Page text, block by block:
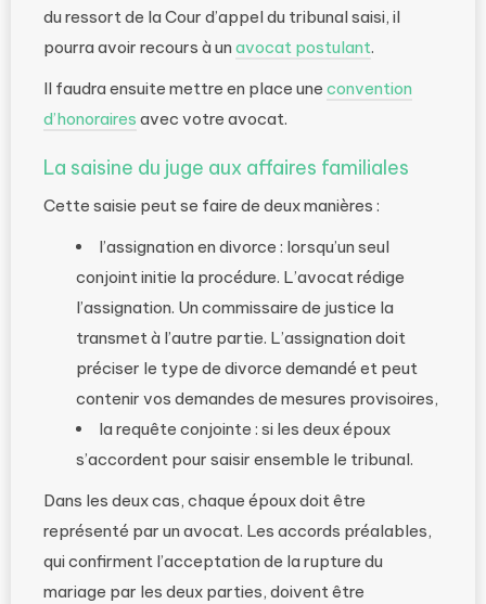
du ressort de la Cour d’appel du tribunal saisi, il
pourra avoir recours à un avocat postulant.
Il faudra ensuite mettre en place une convention
d’honoraires avec votre avocat.
La saisine du juge aux affaires familiales
Cette saisie peut se faire de deux manières :
l’assignation en divorce : lorsqu’un seul
conjoint initie la procédure. L’avocat rédige
l’assignation. Un commissaire de justice la
transmet à l’autre partie. L’assignation doit
préciser le type de divorce demandé et peut
contenir vos demandes de mesures provisoires,
la requête conjointe : si les deux époux
s’accordent pour saisir ensemble le tribunal.
Dans les deux cas, chaque époux doit être
représenté par un avocat. Les accords préalables,
qui confirment l’acceptation de la rupture du
mariage par les deux parties, doivent être